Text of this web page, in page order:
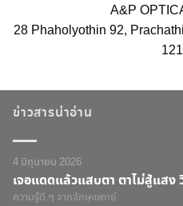
A&P
28 Phaholyothin 92,
ข่าวสารน่าอ่าน
4 มิถุนายน 2026
เจอแดดแล้วแสบตา ตาไม่สู้แส
ความรู้ดี ๆ จากจักษุแพทย์